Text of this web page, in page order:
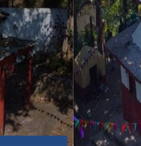
७ मा बबइ